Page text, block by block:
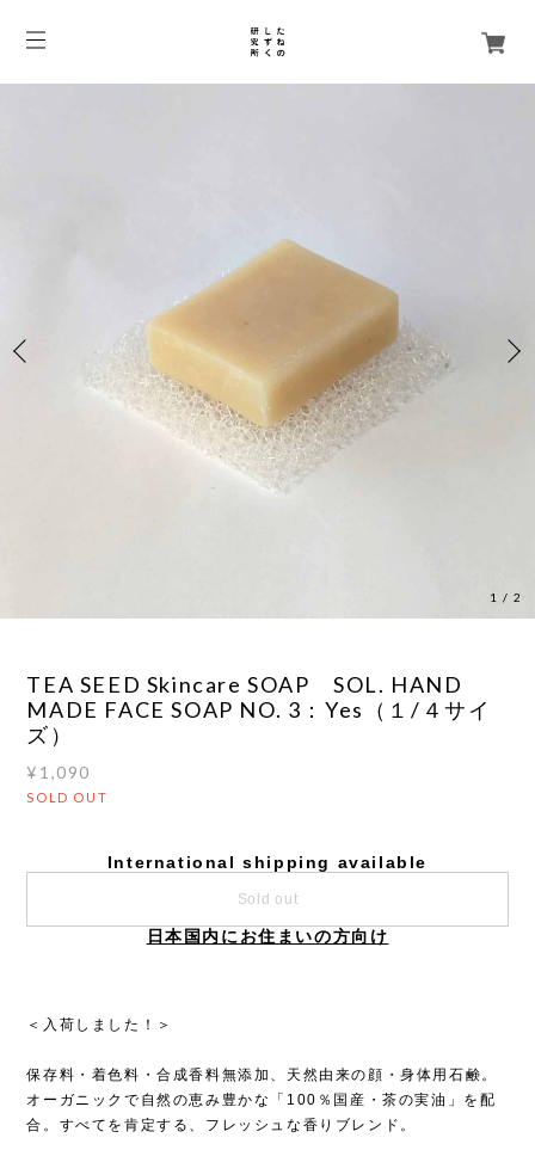
1 /2
TEA SEED Skincare SOAP SOL. HAND
MADE FACE SOAP NO. 3：Yes（１/４サイ
ズ）
¥1,090
SOLD OUT
International shipping available
Sold out
日本国内にお住まいの方向け
＜入荷しました！＞
保存料・着色料・合成香料無添加、天然由来の顔・身体用石鹸。
オーガニックで自然の恵み豊かな「100％国産・茶の実油」を配
合。すべてを肯定する、フレッシュな香りブレンド。